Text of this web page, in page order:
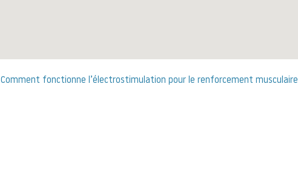
Comment fonctionne l’électrostimulation pour le renforcement musculaire